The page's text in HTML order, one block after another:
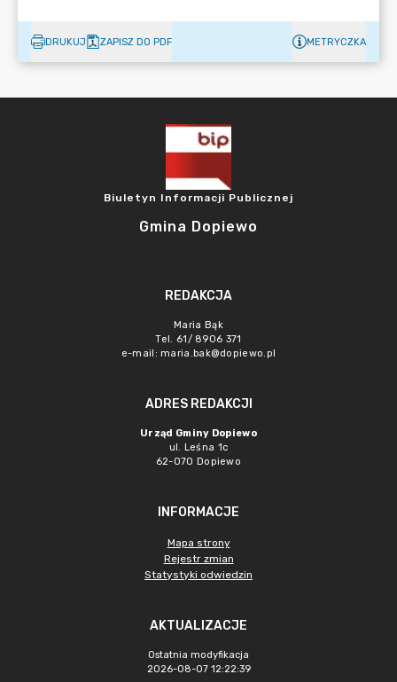
DRUKUJ ZAPISZ DO PDF METRYCZKA
Biuletyn Informacji Publicznej
Gmina Dopiewo
REDAKCJA
Maria Bąk
Tel. 61/ 8906 371
e-mail: maria.bak@dopiewo.pl
ADRES REDAKCJI
Urząd Gminy Dopiewo
ul. Leśna 1c
62-070 Dopiewo
INFORMACJE
Mapa strony
Rejestr zmian
Statystyki odwiedzin
AKTUALIZACJE
Ostatnia modyfikacja
2026-08-07 12:22:39